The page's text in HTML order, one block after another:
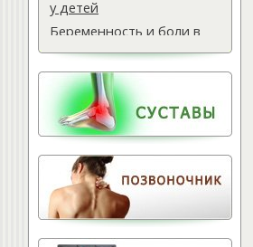
у детей
Беременность и боли в
Мази для спины
Массаж водителю
Самомассаж при
остеохондрозе
Поясничная грыжа
Обследование
позвоночника
Тактика лечения
остеохондроза